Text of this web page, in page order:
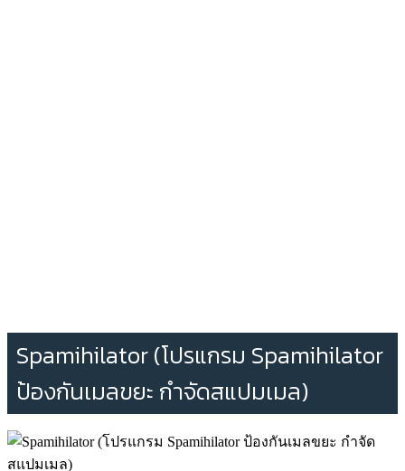
Spamihilator (โปรแกรม Spamihilator
ป้องกันเมลขยะ กำจัดสแปมเมล)